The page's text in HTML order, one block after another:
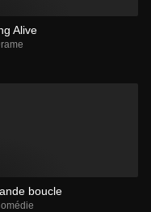
Alive
boucle